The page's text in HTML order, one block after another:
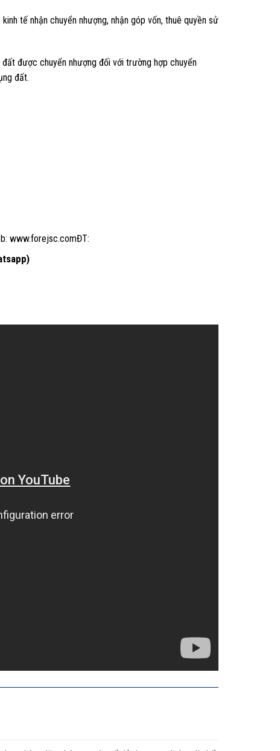
tế nhận chuyển nhượng, nhận góp vốn, thuê quyền sử
được chuyển nhượng đối với trường hợp chuyển
đất.
www.forejsc.comĐT: